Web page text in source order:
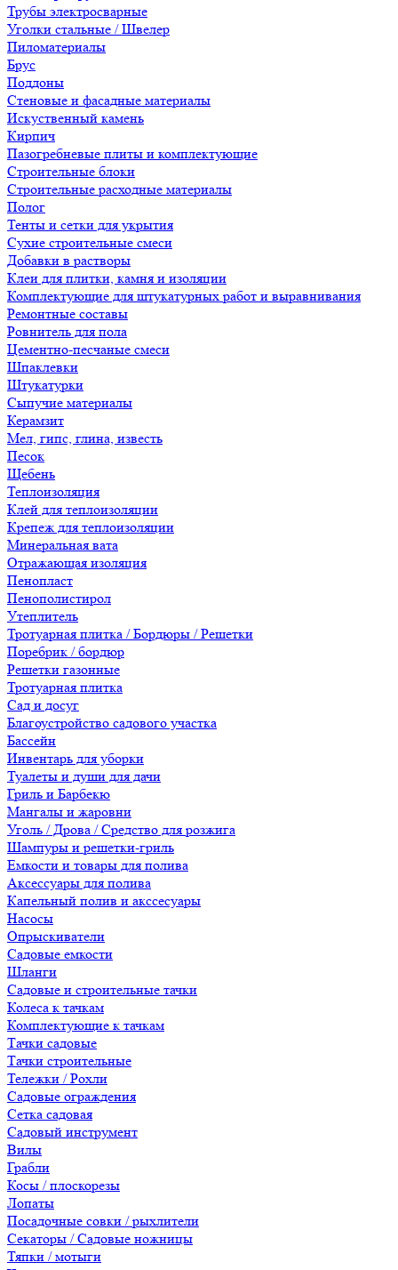
Трубы электросварные
Уголки стальные / Швелер
Пиломатериалы
Брус
Поддоны
Стеновые и фасадные материалы
Искуственный камень
Кирпич
Пазогребневые плиты и комплектующие
Строительные блоки
Строительные расходные материалы
Полог
Тенты и сетки для укрытия
Сухие строительные смеси
Добавки в растворы
Клеи для плитки, камня и изоляции
Комплектующие для штукатурных работ и выравнивания
Ремонтные составы
Ровнитель для пола
Цементно-песчаные смеси
Шпаклевки
Штукатурки
Сыпучие материалы
Керамзит
Мел, гипс, глина, известь
Песок
Щебень
Теплоизоляция
Клей для теплоизоляции
Крепеж для теплоизоляции
Минеральная вата
Отражающая изоляция
Пенопласт
Пенополистирол
Утеплитель
Тротуарная плитка / Бордюры / Решетки
Поребрик / бордюр
Решетки газонные
Тротуарная плитка
Сад и досуг
Благоустройство садового участка
Бассейн
Инвентарь для уборки
Туалеты и души для дачи
Гриль и Барбекю
Мангалы и жаровни
Уголь / Дрова / Средство для розжига
Шампуры и решетки-гриль
Емкости и товары для полива
Аксессуары для полива
Капельный полив и акссесуары
Насосы
Опрыскиватели
Садовые емкости
Шланги
Садовые и строительные тачки
Колеса к тачкам
Комплектующие к тачкам
Тачки садовые
Тачки строительные
Тележки / Рохли
Садовые ограждения
Сетка садовая
Садовый инструмент
Вилы
Грабли
Косы / плоскорезы
Лопаты
Посадочные совки / рыхлители
Секаторы / Садовые ножницы
Тяпки / мотыги